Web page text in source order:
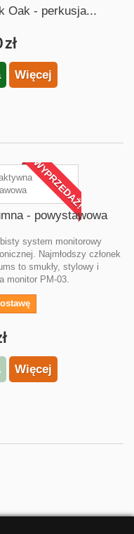
Oak - perkusja...
Więcej
WYPRZEDAŻ!
- powystawowa
system monitorowy
Najmłodszy członek
to smukły, stylowy i
monitor PM-03.
Więcej